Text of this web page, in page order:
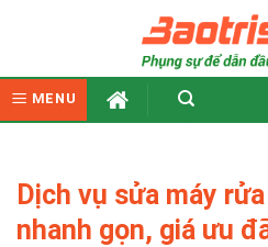
MENU
Dịch vụ sửa máy
nhanh gọn, giá ưu